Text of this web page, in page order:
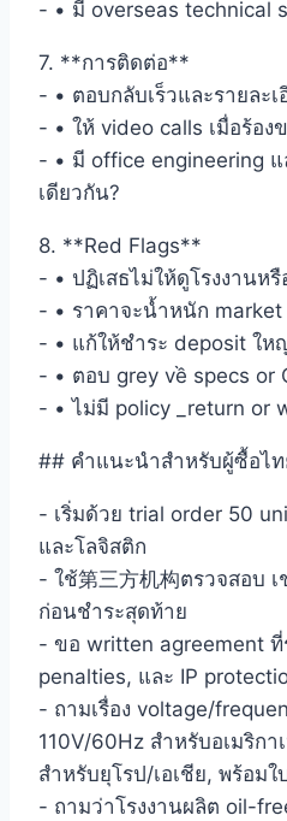
- • มี overseas technical
7. **การติดต่อ**
- • ตอบกลับเร็วและรายละเ
- • ให้ video calls เมื่อร้อง
- • มี office engineering
เดียวกัน?
8. **Red Flags**
- • ปฏิเสธไม่ให้ดูโรงงานห
- • ราคาจะน้ำหนัก market
- • แก้ให้ชำระ deposit ให
- • ตอบ grey về specs or
- • ไม่มี policy _return or
## คำแนะนำสำหรับผู้ซื้อไท
- เริ่มด้วย trial order 50
และโลจิสติก
- ใช้第三方机构ตรวจสอบ เ
ก่อนชำระสุดท้าย
- ขอ written agreement
penalties, และ IP
- ถามเรื่อง voltage/
110V/60Hz สำหรับอเมริก
สำหรับยุโรป/เอเชีย, พร้อมใ
- ถามว่าโรงงานผลิต oil-